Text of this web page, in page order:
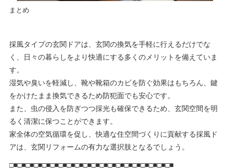
まとめ
採風タイプの玄関ドアは、玄関の換気を手軽に行えるだけでな
く、日々の暮らしをより快適にする多くのメリットを備えていま
す。
湿気や臭いを軽減し、靴や靴箱のカビを防ぐ効果はもちろん、鍵
をかけたまま換気できるため防犯面でも安心です。
また、虫の侵入を防ぎつつ採光も確保できるため、玄関空間を明
るく清潔に保つことができます。
家全体の空気循環を促し、快適な住空間づくりに貢献する採風ド
アは、玄関リフォームの有力な選択肢となるでしょう。
□■□■□■□■□■□■□■□■□■□■□■□■□■□■□■□■□■□■□■□■